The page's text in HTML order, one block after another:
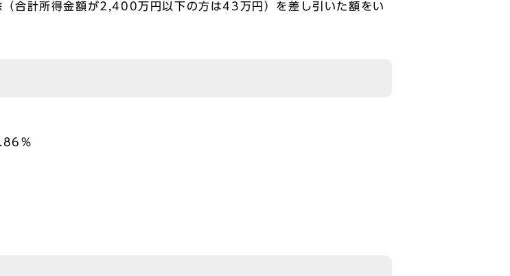
計所得金額が2,400万円以下の方は43万円）を差し引いた額をい
％